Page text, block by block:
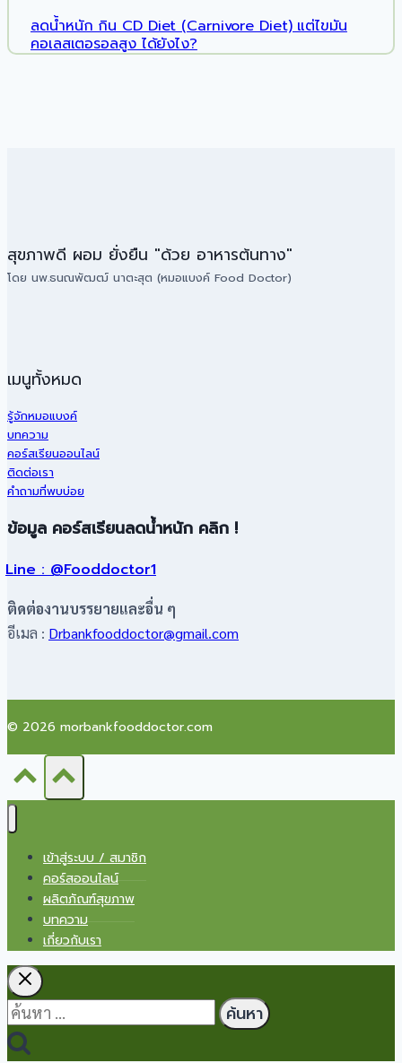
ลดน้ำหนัก กิน CD Diet (Carnivore Diet) แต่ไขมัน
คอเลสเตอรอลสูง ได้ยังไง?
สุขภาพดี ผอม ยั่งยืน "ด้วย อาหารต้นทาง"
โดย นพ.ธนณพัฒฒ์ นาตะสุต (หมอแบงค์ Food Doctor)
เมนูทั้งหมด
รู้จักหมอแบงค์
บทความ
คอร์สเรียนออนไลน์
ติดต่อเรา
คำถามที่พบบ่อย
ข้อมูล คอร์สเรียนลดน้ำหนัก คลิก !
Line : @Fooddoctor1
ติดต่องานบรรยายและอื่น ๆ
อีเมล : Drbankfooddoctor@gmail.com
© 2026 morbankfooddoctor.com
เข้าสู่ระบบ / สมาชิก
คอร์สออนไลน์
ผลิตภัณฑ์สุขภาพ
บทความ
เกี่ยวกับเรา
ค้นหา
สำหรับ: